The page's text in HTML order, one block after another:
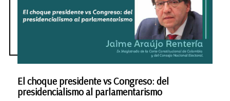
El choque presidente vs Congreso: del
presidencialismo al parlamentarismo